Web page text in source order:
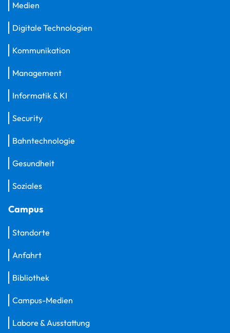
Medien
Digitale Technologien
Kommunikation
Management
Informatik & KI
Security
Bahntechnologie
Gesundheit
Soziales
Campus
Standorte
Anfahrt
Bibliothek
Campus-Medien
Labore & Ausstattung